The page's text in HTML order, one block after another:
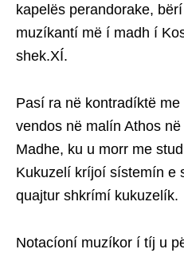
kapelës perandorake,
muzíkantí më í madh í
shek.XÍ.
Pasí ra në kontradíktë
vendos në malín Athos
Madhe, ku u morr me
Kukuzelí kríjoí sístemín e
quajtur shkrímí kukuzelík.
Notacíoní muzíkor í tíj u